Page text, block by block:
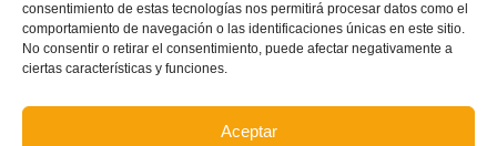
consentimiento de estas tecnologías nos permitirá procesar datos como el
comportamiento de navegación o las identificaciones únicas en este sitio.
No consentir o retirar el consentimiento, puede afectar negativamente a
ciertas características y funciones.
Aceptar